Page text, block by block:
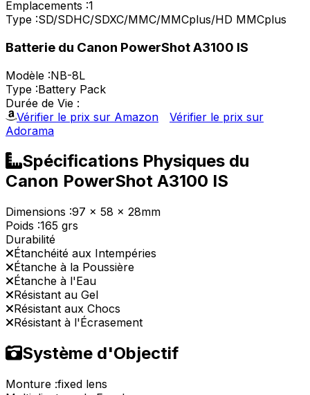
Emplacements :1
Type :SD/SDHC/SDXC/MMC/MMCplus/HD MMCplus
Batterie du Canon PowerShot A3100 IS
Modèle :NB-8L
Type :Battery Pack
Durée de Vie :
Vérifier le prix sur Amazon
Vérifier le prix sur
Adorama
Spécifications Physiques du
Canon PowerShot A3100 IS
Dimensions :97 x 58 x 28mm
Poids :165 grs
Durabilité
Étanchéité aux Intempéries
Étanche à la Poussière
Étanche à l'Eau
Résistant au Gel
Résistant aux Chocs
Résistant à l'Écrasement
Système d'Objectif
Monture :fixed lens